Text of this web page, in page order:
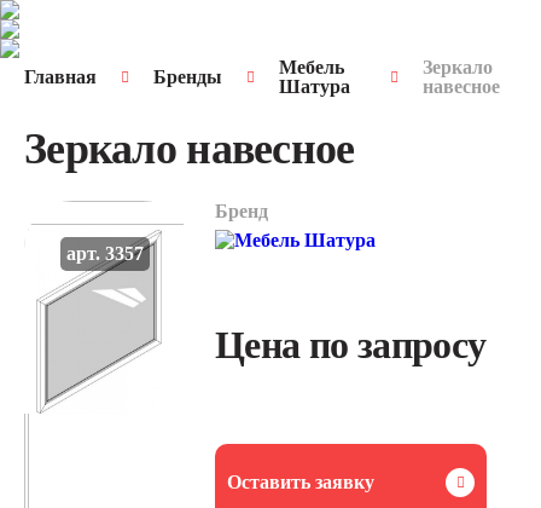
Главная Бренды
Мебель
Шатура
Зеркало
навесное
Зеркало навесное
арт. 3357
Бренд
Цена по запросу
Оставить заявку